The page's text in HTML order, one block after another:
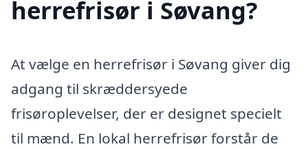
herrefrisør i Søvang?
At vælge en herrefrisør i Søvang giver dig
adgang til skræddersyede
frisøroplevelser, der er designet specielt
til mænd. En lokal herrefrisør forstår de